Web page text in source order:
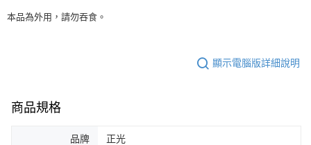
本品為外用，請勿吞食。
顯示電腦版詳細說明
商品規格
品牌 正光